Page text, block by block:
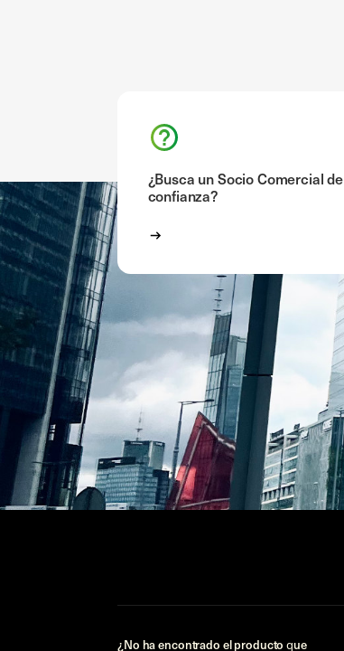
¿Busca un Socio Comercial de
confianza?
¿No ha encontrado el producto que